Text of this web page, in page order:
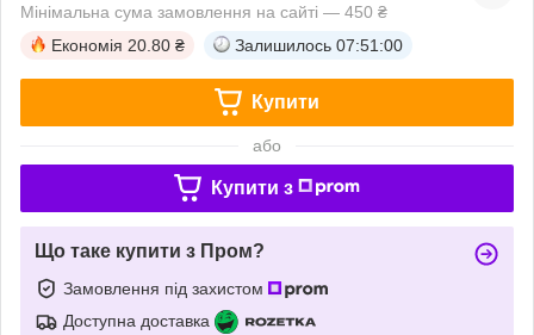
Мінімальна сума замовлення на сайті — 450 ₴
Економія 20.80 ₴ Залишилось 07:50:59
Купити
або
Купити з
Що таке купити з Пром?
Замовлення під захистом
Доступна доставка